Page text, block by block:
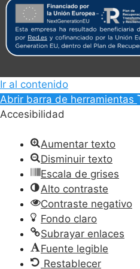
Ir al contenido
Abrir barra de herramientas
Accesibilidad
Aumentar texto
Disminuir texto
Escala de grises
Alto contraste
Contraste negativo
Fondo claro
Subrayar enlaces
Fuente legible
Restablecer